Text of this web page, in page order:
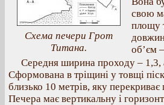
Схема печери Грот
Титана.
свою
площу
об’єм
Середня ширина проходу – 1,3,
Сформована в тріщині у товщі
близько 10 метрів, яку перекриває
Печера має вертикальну і